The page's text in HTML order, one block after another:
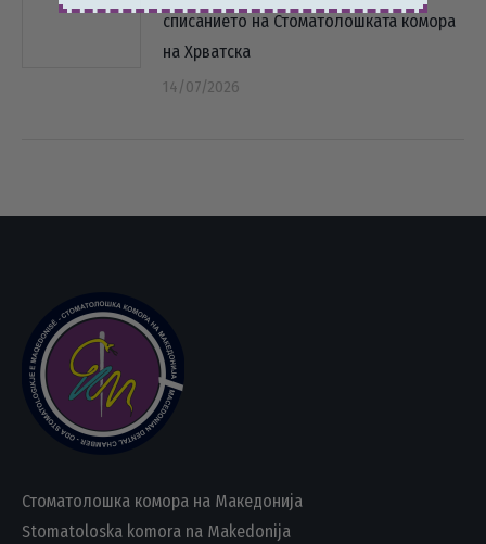
списанието на Стоматолошката комора
на Хрватска
14/07/2026
Стоматолошка комора на Македонија
Stomatoloska komora na Makedonija